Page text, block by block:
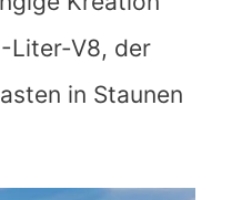
Liter-V8, der
in Staunen